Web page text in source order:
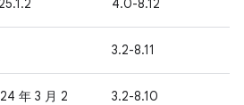
4.0-8.12
3.2-8.11
年 3 月 2
3.2-8.10